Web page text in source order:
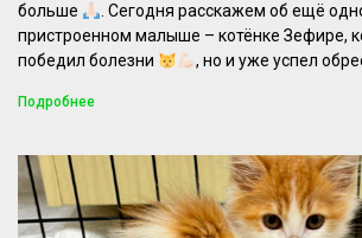
больше
. Сегодня расскажем об ещё
пристроенном малыше – котёнке Зефире,
победил болезни
, но и уже успел
Подробнее